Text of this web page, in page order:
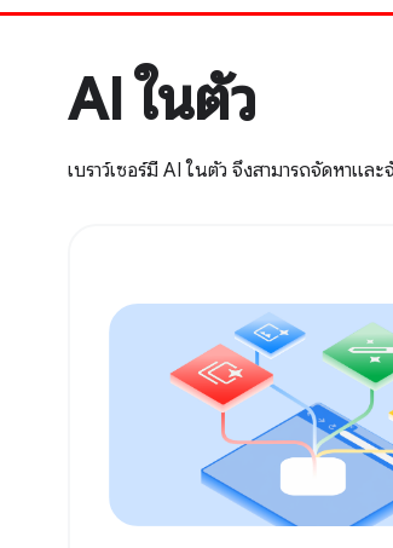
AI ในตัว
เบราว์เซอร์มี AI ในตัว จึงสามารถจัดหาแล